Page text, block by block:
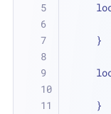
    }
    }